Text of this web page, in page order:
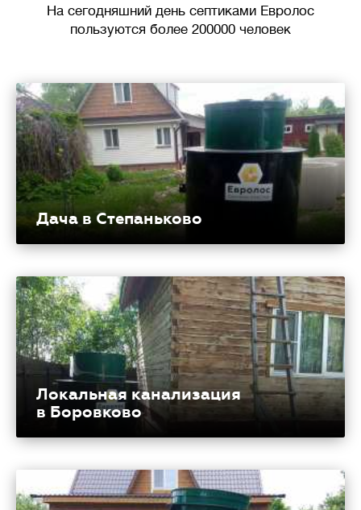
На сегодняшний день септиками Евролос
пользуются более 200000 человек
Дача в Степаньково
Локальная канализация
в Боровково